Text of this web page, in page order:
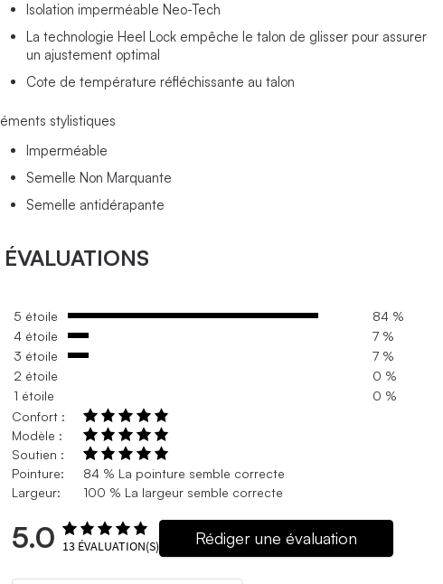
Isolation imperméable Neo-Tech
La technologie Heel Lock empêche le talon de glisser pour assurer
un ajustement optimal
Cote de température réfléchissante au talon
stylistiques
Imperméable
Semelle Non Marquante
Semelle antidérapante
ÉVALUATIONS
5 étoile
84 %
4 étoile
7 %
3 étoile
7 %
2 étoile
0 %
1 étoile
0 %
Confort :
Modèle :
Soutien :
Pointure:
84 % La pointure semble correcte
Largeur:
100 % La largeur semble correcte
5.0 13 ÉVALUATION(S) Rédiger une évaluation